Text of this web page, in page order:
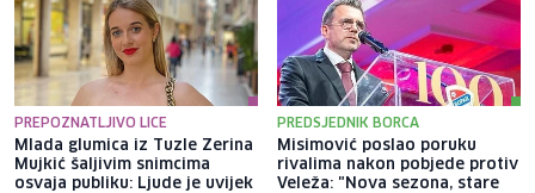
PREPOZNATLJIVO LICE
Mlada glumica iz Tuzle Zerina
Mujkić šaljivim snimcima
osvaja publiku: Ljude je uvijek
PREDSJEDNIK BORCA
Misimović poslao poruku
rivalima nakon pobjede protiv
Veleža: "Nova sezona, stare